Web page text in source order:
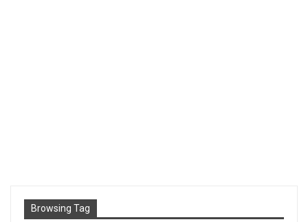
Browsing Tag